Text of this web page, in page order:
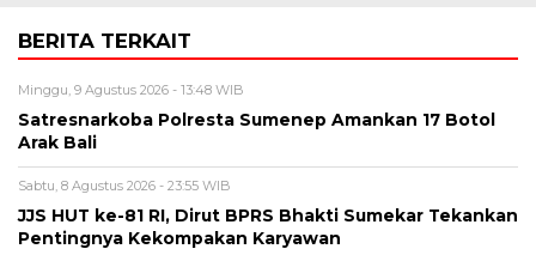
BERITA TERKAIT
Minggu, 9 Agustus 2026 - 13:48 WIB
Satresnarkoba Polresta Sumenep Amankan 17 Botol
Arak Bali
Sabtu, 8 Agustus 2026 - 23:55 WIB
JJS HUT ke-81 RI, Dirut BPRS Bhakti Sumekar Tekankan
Pentingnya Kekompakan Karyawan